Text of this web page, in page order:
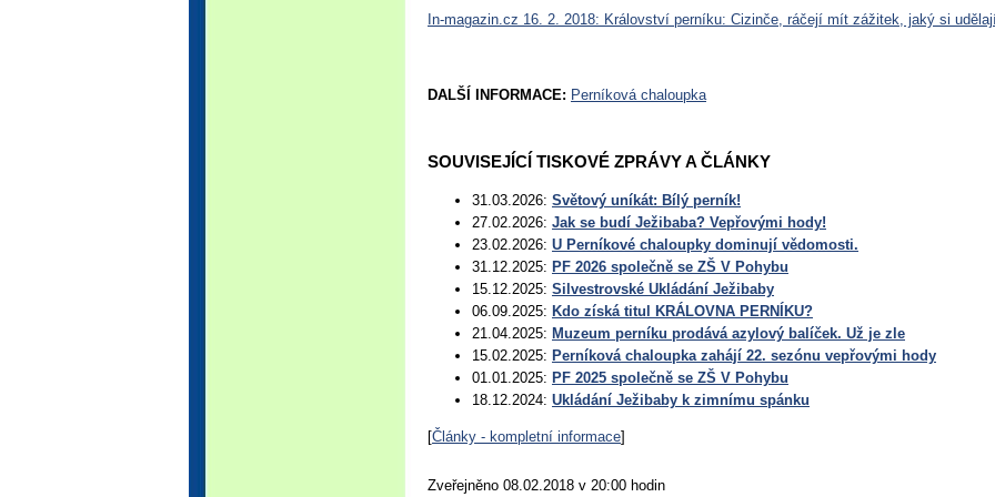
In-magazin.cz 16. 2. 2018: Království perníku: Cizinče, ráčejí mít zážitek, jaký si
DALŠÍ INFORMACE: Perníková chaloupka
SOUVISEJÍCÍ TISKOVÉ ZPRÁVY A ČLÁNKY
31.03.2026: Světový uníkát: Bílý perník!
27.02.2026: Jak se budí Ježibaba? Vepřovými hody!
23.02.2026: U Perníkové chaloupky dominují vědomosti.
31.12.2025: PF 2026 společně se ZŠ V Pohybu
15.12.2025: Silvestrovské Ukládání Ježibaby
06.09.2025: Kdo získá titul KRÁLOVNA PERNÍKU?
21.04.2025: Muzeum perníku prodává azylový balíček. Už je zle
15.02.2025: Perníková chaloupka zahájí 22. sezónu vepřovými hody
01.01.2025: PF 2025 společně se ZŠ V Pohybu
18.12.2024: Ukládání Ježibaby k zimnímu spánku
[Články - kompletní informace]
Zveřejněno 08.02.2018 v 20:00 hodin